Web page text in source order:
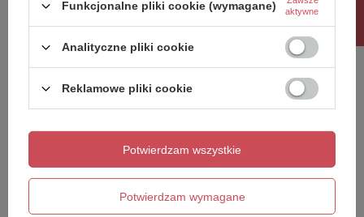
Twoja ocena:
Dodaj własne zdjęcie produktu:
Funkcjonalne pliki cookie (wymagane)
aktywne
Analityczne pliki cookie
Reklamowe pliki cookie
Potwierdzam wymagane
Potwierdzam wszystkie